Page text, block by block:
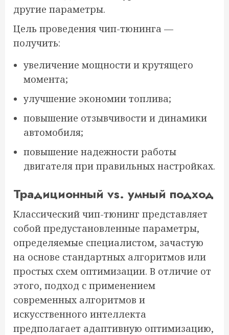
другие параметры.
Цель проведения чип-тюнинга —
получить:
увеличение мощности и крутящего
момента;
улучшение экономии топлива;
повышение отзывчивости и динамики
автомобиля;
повышение надежности работы
двигателя при правильных настройках.
Традиционный vs. умный подход
Классический чип-тюнинг представляет
собой предустановленные параметры,
определяемые специалистом, зачастую
на основе стандартных алгоритмов или
простых схем оптимизации. В отличие от
этого, подход с применением
современных алгоритмов и
искусственного интеллекта
предполагает адаптивную оптимизацию,